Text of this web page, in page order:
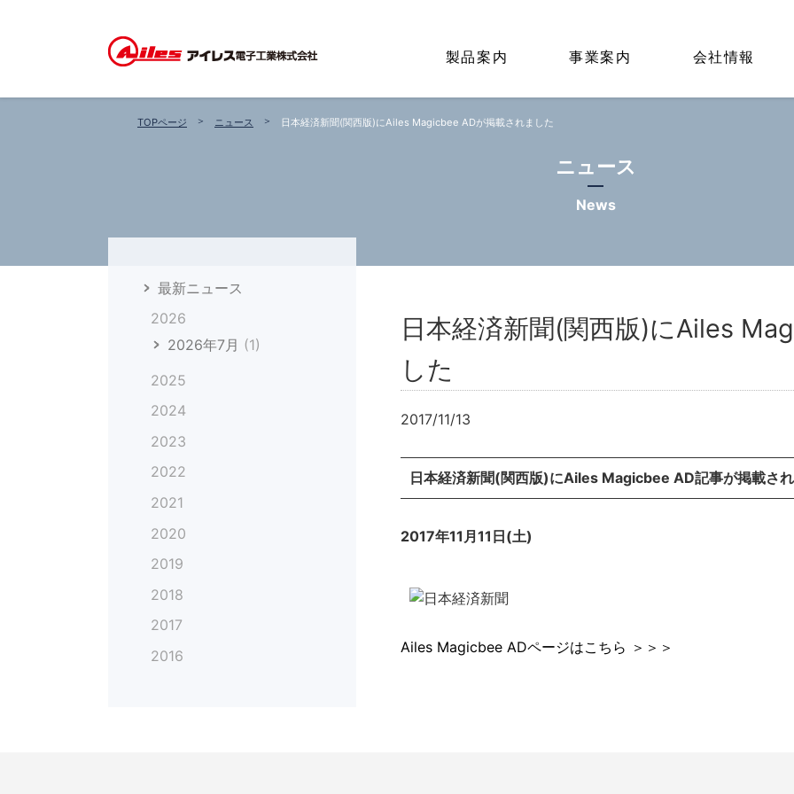
製品案内 事業案内 会社情報
TOPページ ニュース 日本経済新聞(関西版)にAiles Magicbee ADが掲載されました
ニュース
News
日本経済新聞(関西版)にAiles
した
2017/11/13
日本経済新聞(関西版)にAiles Magicbee AD記事が掲載さ
2017年11月11日(土)
Ailes Magicbee ADページはこちら ＞＞＞
最新ニュース
2026
2026年7月 (1)
2025
2024
2023
2022
2021
2020
2019
2018
2017
2016